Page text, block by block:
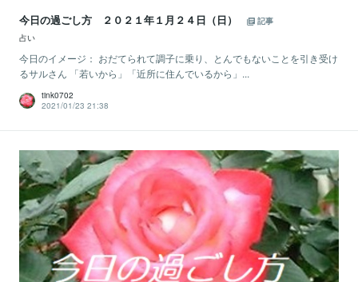
今日の過ごし方 ２０２１年１月２４日（日）
記事
占い
今日のイメージ： おだてられて調子に乗り、とんでもないことを引き受け
るサルさん 「若いから」「近所に住んでいるから」...
tink0702
2021/01/23 21:38